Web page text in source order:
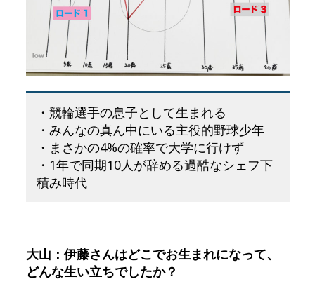
・競輪選手の息子として生まれる
・みんなの真ん中にいる主役的野球少年
・まさかの4%の確率で大学に行けず
・1年で同期10人が辞める過酷なシェフ下
積み時代
大山：伊藤さんはどこでお生まれになって、
どんな生い立ちでしたか？